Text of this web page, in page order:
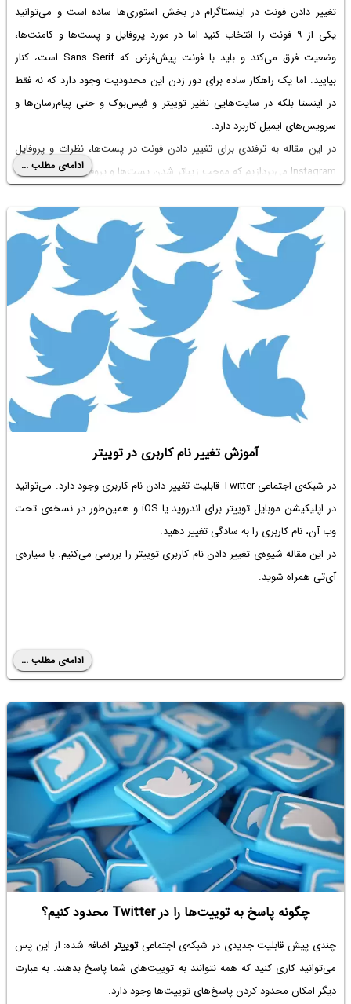
تغییر دادن فونت در اینستاگرام در بخش استوری‌ها ساده است و می‌توانید
یکی از ۹ فونت را انتخاب کنید اما در مورد پروفایل و پست‌ها و کامنت‌ها،
وضعیت فرق می‌کند و باید با فونت پیش‌فرض که Sans Serif است، کنار
بیایید. اما یک راهکار ساده برای دور زدن این محدودیت وجود دارد که نه فقط
در اینستا بلکه در سایت‌هایی نظیر توییتر و فیس‌بوک و حتی پیام‌رسان‌ها و
سرویس‌های ایمیل کاربرد دارد.
در این مقاله به ترفندی برای تغییر دادن فونت در پست‌ها، نظرات و پروفایل
Instagram می‌پردازیم که موجب زیباتر شدن پست‌ها و پروفایل شما می‌شود.
ادامه‌ی مطلب ...
آموزش تغییر نام کاربری در توییتر
در شبکه‌ی اجتماعی Twitter قابلیت تغییر دادن نام کاربری وجود دارد. می‌توانید
در اپلیکیشن موبایل توییتر برای اندروید یا iOS و همین‌طور در نسخه‌ی تحت
وب آن، نام کاربری را به سادگی تغییر دهید.
در این مقاله شیوه‌ی تغییر دادن نام کاربری توییتر را بررسی می‌کنیم. با سیاره‌ی
آی‌تی همراه شوید.
ادامه‌ی مطلب ...
چگونه پاسخ به توییت‌ها را در Twitter محدود کنیم؟
چندی پیش قابلیت جدیدی در شبکه‌ی اجتماعیتوییتر اضافه شده: از این پس
می‌توانید کاری کنید که همه نتوانند به توییت‌های شما پاسخ بدهند. به عبارت
دیگر امکان محدود کردن پاسخ‌های توییت‌ها وجود دارد.